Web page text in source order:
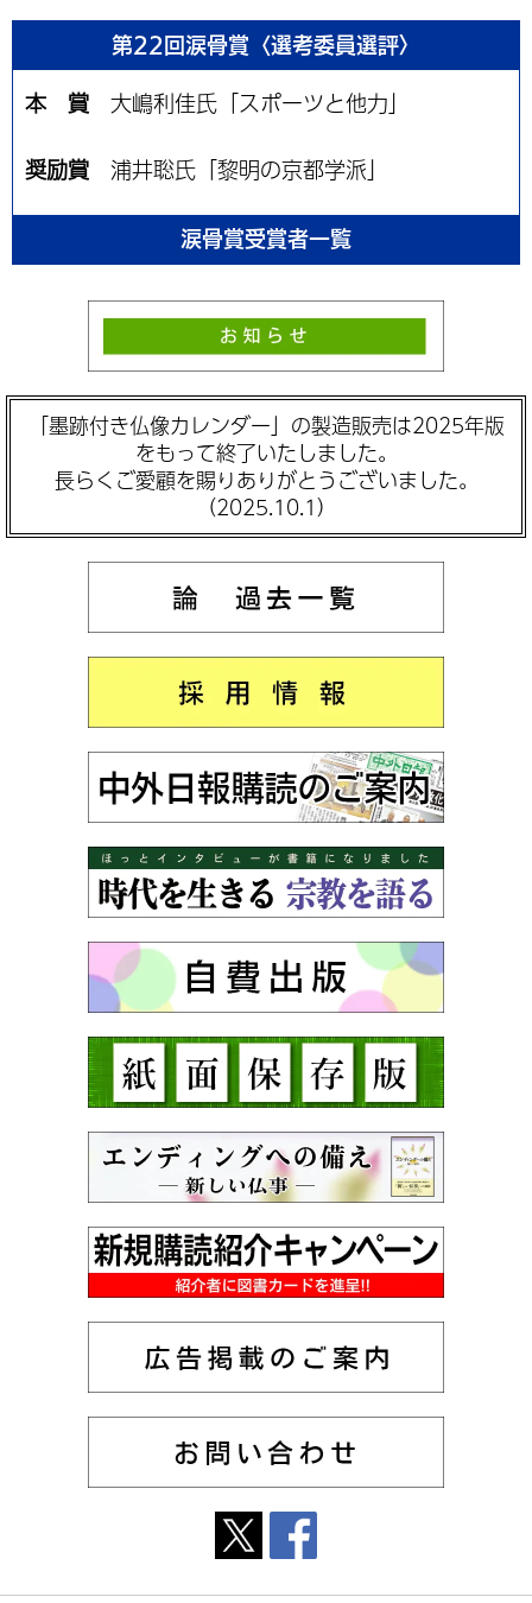
第22回涙骨賞〈選考委員選評〉
本 賞 大嶋利佳氏「スポーツと他力」
奨励賞 浦井聡氏「黎明の京都学派」
涙骨賞受賞者一覧
「墨跡付き仏像カレンダー」の製造販売は2025年版
をもって終了いたしました。
長らくご愛顧を賜りありがとうございました。
（2025.10.1）